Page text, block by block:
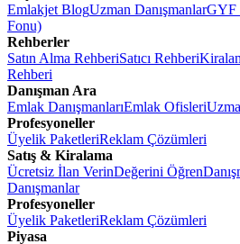
Emlakjet BlogUzman DanışmanlarGYF
Fonu)
Rehberler
Satın Alma RehberiSatıcı Rehberi
Rehberi
Danışman Ara
Emlak DanışmanlarıEmlak Ofisleri
Profesyoneller
Üyelik PaketleriReklam Çözümleri
Satış & Kiralama
Ücretsiz İlan VerinDeğerini Öğren
Danışmanlar
Profesyoneller
Üyelik PaketleriReklam Çözümleri
Piyasa